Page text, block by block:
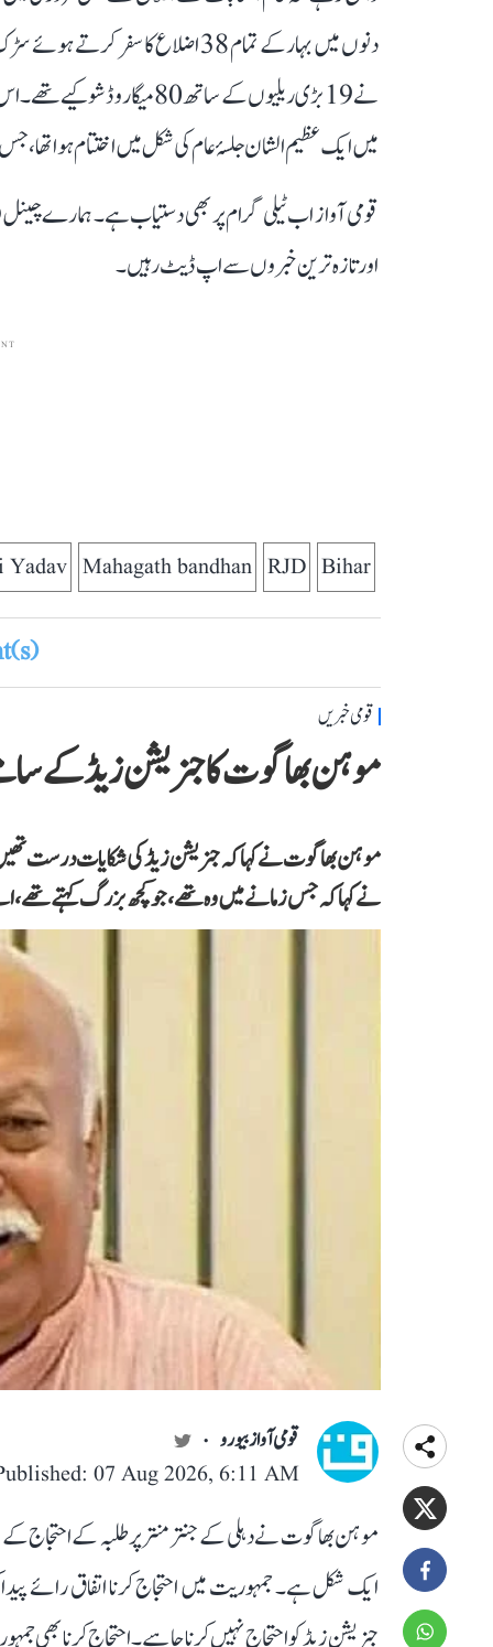
میں ایک عظیم الشان جلسۂ عام کی شکل میں اختتام ہوا
قومی آواز اب ٹیلی گرام پر بھی دستیاب ہے۔ ہمارے
اور تازہ ترین خبروں سے اپ ڈیٹ رہیں۔
Bihar
RJD
Mahagath bandhan
Yadav
قومی خبریں
موہن بھاگوت کا جنریشن زیڈ کے
موہن بھاگوت نے کہاکہ جنریشن زیڈ کی شکایات درست تھیں۔
نے کہا کہ جس زمانے میں وہ تھے،جو کچھ بزرگ کہتے تھے،
قومی آواز بیورو
07 Aug 2026, 6:11 AM
موہن بھاگوت نے دہلی کے جنتر منتر پر طلبہ کے
ایک شکل ہے۔ جمہوریت میں احتجاج کرنا اتفاق رائے
جنریشن زیڈ کو احتجاج نہیں کرنا چاہیے۔احتجاج کرنا